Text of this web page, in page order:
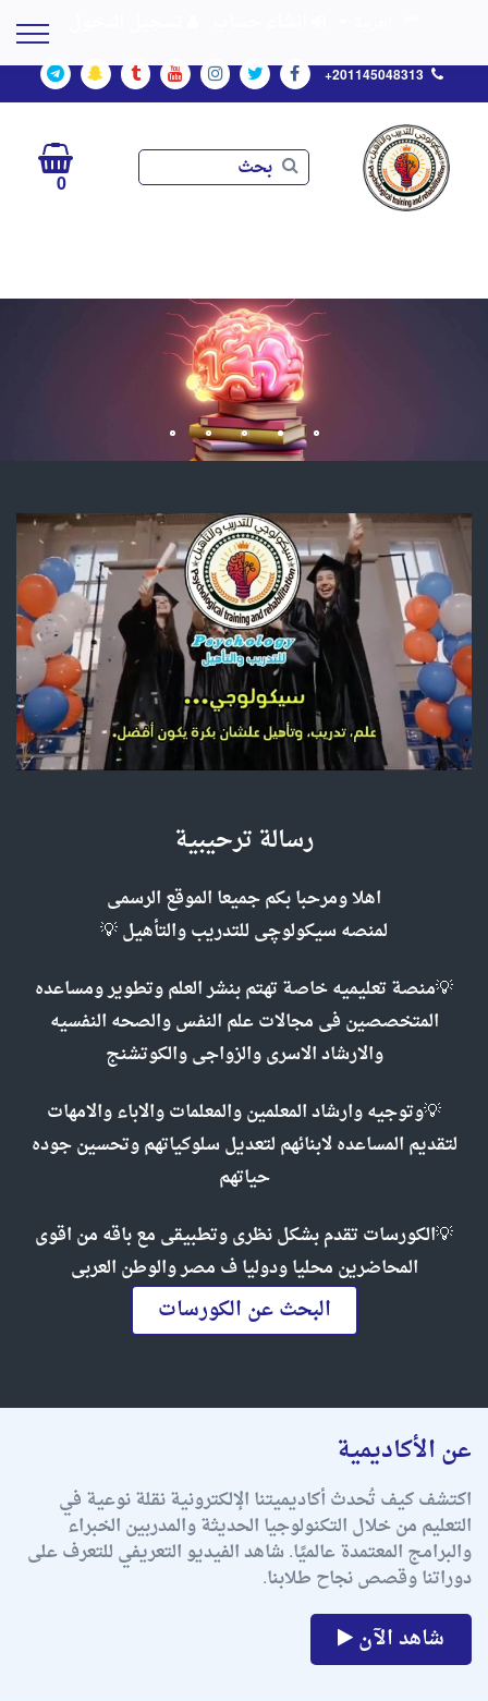
+201145048313
بحث 0
رسالة ترحيبية
اهلا ومرحبا بكم جميعا الموقع الرسمى
لمنصه سيكولوچى للتدريب والتأهيل 💡
💡منصة تعليميه خاصة تهتم بنشر العلم وتطوير ومساعده
المتخصصين فى مجالات علم النفس والصحه النفسيه
والارشاد الاسرى والزواجى والكوتشنج
💡وتوجيه وارشاد المعلمين والمعلمات والاباء والامهات
لتقديم المساعده لابنائهم لتعديل سلوكياتهم وتحسين جوده
حياتهم
💡الكورسات تقدم بشكل نظرى وتطبيقى مع باقه من اقوى
المحاضرين محليا ودوليا ف مصر والوطن العربى
البحث عن الكورسات
عن الأكاديمية
اكتشف كيف تُحدث أكاديميتنا الإلكترونية نقلة نوعية في
التعليم من خلال التكنولوجيا الحديثة والمدربين الخبراء
والبرامج المعتمدة عالميًا. شاهد الفيديو التعريفي للتعرف على
دوراتنا وقصص نجاح طلابنا.
شاهد الآن